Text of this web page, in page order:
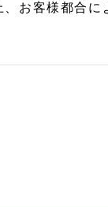
、お客様都合